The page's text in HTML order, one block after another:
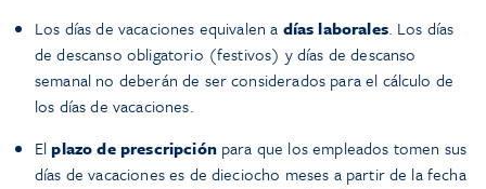
Los días de vacaciones equivalen a días laborales. Los días
de descanso obligatorio (festivos) y días de descanso
semanal no deberán de ser considerados para el cálculo de
los días de vacaciones.
Elplazo de prescripciónpara que los empleados tomen sus
días de vacaciones es de dieciocho meses a partir de la fecha